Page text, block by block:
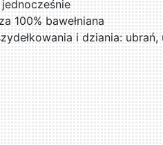
100% bawełniana
i dziania: ubrań,